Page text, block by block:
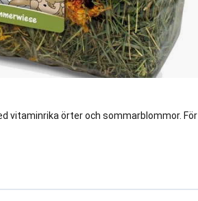
vitaminrika örter och sommarblommor. För